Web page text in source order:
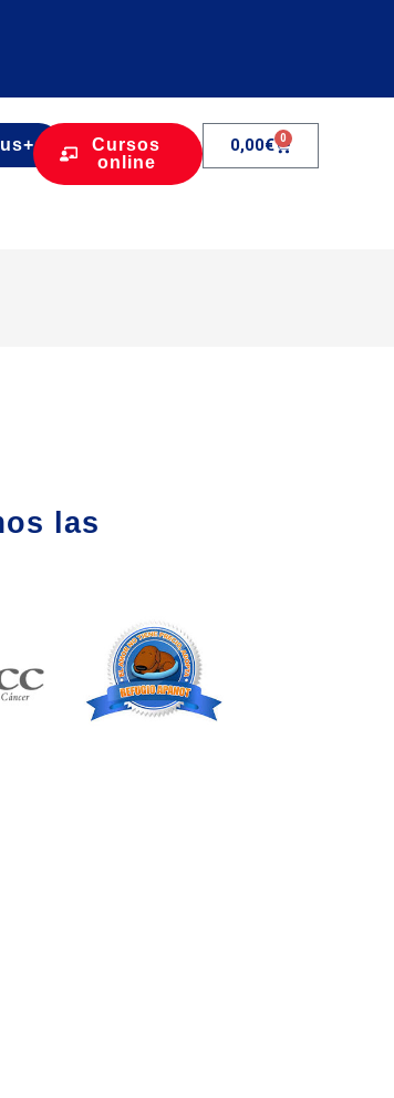
Cursos
online
0,00€ 0
las